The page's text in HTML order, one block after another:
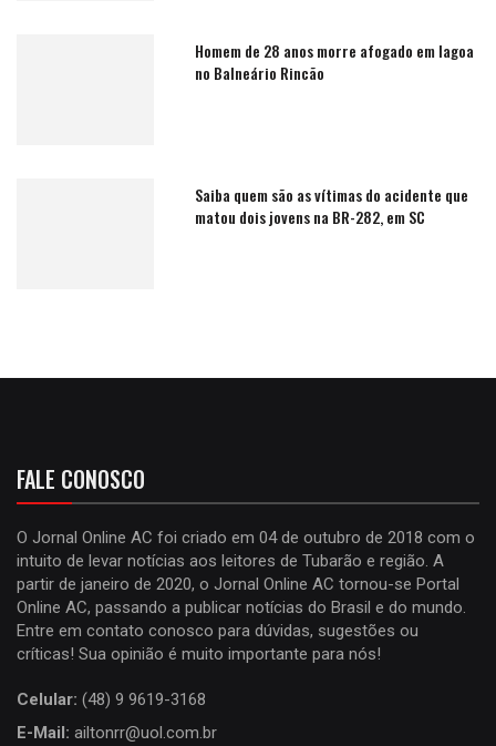
Homem de 28 anos morre afogado em lagoa
no Balneário Rincão
Saiba quem são as vítimas do acidente que
matou dois jovens na BR-282, em SC
FALE CONOSCO
O Jornal Online AC foi criado em 04 de outubro de 2018 com o
intuito de levar notícias aos leitores de Tubarão e região. A
partir de janeiro de 2020, o Jornal Online AC tornou-se Portal
Online AC, passando a publicar notícias do Brasil e do mundo.
Entre em contato conosco para dúvidas, sugestões ou
críticas! Sua opinião é muito importante para nós!
Celular: (48) 9 9619-3168
E-Mail: ailtonrr@uol.com.br